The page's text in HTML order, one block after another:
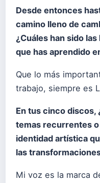
Desde entonces
camino lleno de
¿Cuáles han sido
que has aprendido
Que lo más
trabajo, siempre es
En tus cinco discos,
temas recurrentes
identidad artística
las
Mi voz es la marca